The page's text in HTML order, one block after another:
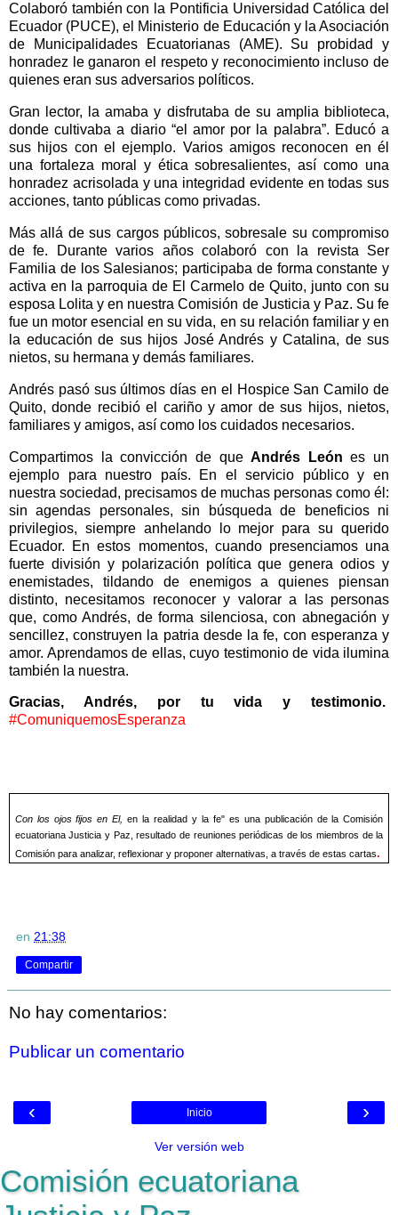
Colaboró también con la Pontificia Universidad Católica del
Ecuador (PUCE), el Ministerio de Educación y la Asociación
de Municipalidades Ecuatorianas (AME). Su probidad y
honradez le ganaron el respeto y reconocimiento incluso de
quienes eran sus adversarios políticos.
Gran lector, la amaba y disfrutaba de su amplia biblioteca,
donde cultivaba a diario “el amor por la palabra”. Educó a
sus hijos con el ejemplo. Varios amigos reconocen en él
una fortaleza moral y ética sobresalientes, así como una
honradez acrisolada y una integridad evidente en todas sus
acciones, tanto públicas como privadas.
Más allá de sus cargos públicos, sobresale su compromiso
de fe. Durante varios años colaboró con la revista Ser
Familia de los Salesianos; participaba de forma constante y
activa en la parroquia de El Carmelo de Quito, junto con su
esposa Lolita y en nuestra Comisión de Justicia y Paz. Su fe
fue un motor esencial en su vida, en su relación familiar y en
la educación de sus hijos José Andrés y Catalina, de sus
nietos, su hermana y demás familiares.
Andrés pasó sus últimos días en el Hospice San Camilo de
Quito, donde recibió el cariño y amor de sus hijos, nietos,
familiares y amigos, así como los cuidados necesarios.
Compartimos la convicción de queAndrés León es un
ejemplo para nuestro país. En el servicio público y en
nuestra sociedad, precisamos de muchas personas como él:
sin agendas personales, sin búsqueda de beneficios ni
privilegios, siempre anhelando lo mejor para su querido
Ecuador. En estos momentos, cuando presenciamos una
fuerte división y polarización política que genera odios y
enemistades, tildando de enemigos a quienes piensan
distinto, necesitamos reconocer y valorar a las personas
que, como Andrés, de forma silenciosa, con abnegación y
sencillez, construyen la patria desde la fe, con esperanza y
amor. Aprendamos de ellas, cuyo testimonio de vida ilumina
también la nuestra.
Gracias, Andrés, por tu vida y testimonio.
#ComuniquemosEsperanza
Con los ojos fijos en El, en la realidad y la fe" es una publicación de la Comisión
ecuatoriana Justicia y Paz, resultado de reuniones periódicas de los miembros de la
Comisión para analizar, reflexionar y proponer alternativas, a través de estas cartas.
en 21:38
Compartir
No hay comentarios:
Publicar un comentario
‹ ›
Inicio
Ver versión web
Comisión ecuatoriana